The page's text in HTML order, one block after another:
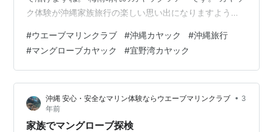
ク体験が沖縄家族旅行の楽しい思い出になりますよう
ラブ。 経験豊富な頼れるカヤックガイドがはじめての方
から 丁寧に漕ぎ方をレクチャーして安心・安全で楽しい
ツアーを開催しています。 お気軽にご参加くださいね！
Google レビュー4.9☆ 宜野湾カヤックショップです。 カ
ヤックのお申し込みはこちらから Sign in - Google …
#ウエーブマリンクラブ #沖縄カヤック #沖縄旅行
#マングローブカヤック #宜野湾カヤック
沖縄 安心・安全なマリン体験ならウエーブマリンクラブ • 3
年前
家族でマングローブ探検